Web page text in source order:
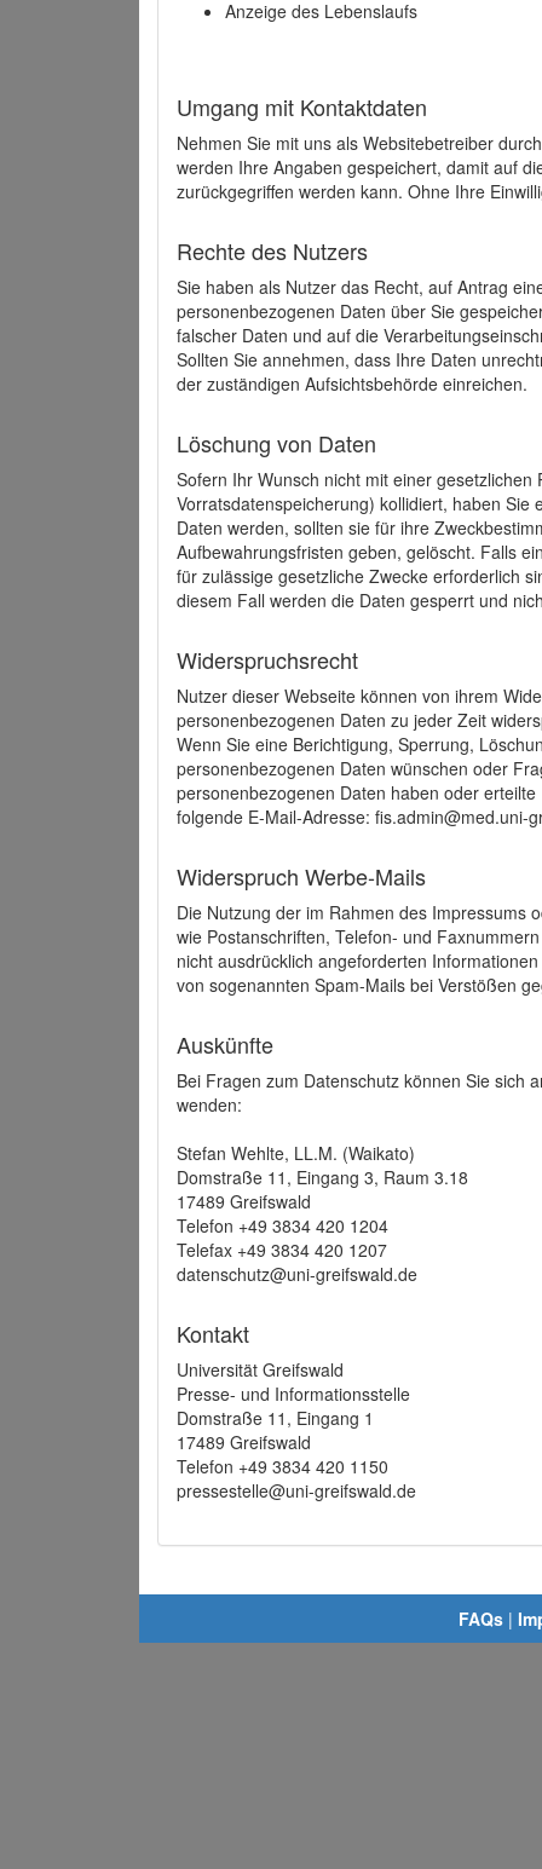
Anzeige des Lebenslaufs
Umgang mit Kontaktdaten
Nehmen Sie mit uns als Websitebetreiber
werden Ihre Angaben gespeichert, damit auf
zurückgegriffen werden kann. Ohne Ihre
Rechte des Nutzers
Sie haben als Nutzer das Recht, auf Antrag
personenbezogenen Daten über Sie
falscher Daten und auf die
Sollten Sie annehmen, dass Ihre Daten
der zuständigen Aufsichtsbehörde einreichen.
Löschung von Daten
Sofern Ihr Wunsch nicht mit einer
Vorratsdatenspeicherung) kollidiert, haben
Daten werden, sollten sie für ihre
Aufbewahrungsfristen geben, gelöscht. Falls
für zulässige gesetzliche Zwecke erforderlich
diesem Fall werden die Daten gesperrt und
Widerspruchsrecht
Nutzer dieser Webseite können von ihrem
personenbezogenen Daten zu jeder Zeit
Wenn Sie eine Berichtigung, Sperrung,
personenbezogenen Daten wünschen oder
personenbezogenen Daten haben oder
folgende E-Mail-Adresse: fis.admin@med.uni-
Widerspruch Werbe-Mails
Die Nutzung der im Rahmen des Impressums
wie Postanschriften, Telefon- und
nicht ausdrücklich angeforderten
von sogenannten Spam-Mails bei Verstößen
Auskünfte
Bei Fragen zum Datenschutz können Sie sich
wenden:
Stefan Wehlte, LL.M. (Waikato)
Domstraße 11, Eingang 3, Raum 3.18
17489 Greifswald
Telefon +49 3834 420 1204
Telefax +49 3834 420 1207
datenschutz@uni-greifswald.de
Kontakt
Universität Greifswald
Presse- und Informationsstelle
Domstraße 11, Eingang 1
17489 Greifswald
Telefon +49 3834 420 1150
pressestelle@uni-greifswald.de
FAQs |